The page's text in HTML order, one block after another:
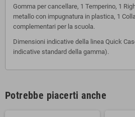
Gomma per cancellare, 1 Temperino, 1
metallo con impugnatura in plastica, 1
complementari per la scuola.
Dimensioni indicative della linea Quick
indicative standard della gamma).
Potrebbe piacerti anche